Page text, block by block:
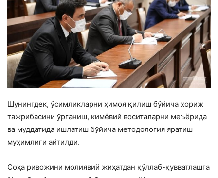
Шунингдек, ўсимликларни ҳимоя қилиш бўйича хориж
тажрибасини ўрганиш, кимёвий воситаларни меъёрида
ва муддатида ишлатиш бўйича методология яратиш
муҳимлиги айтилди.
Соҳа ривожини молиявий жиҳатдан қўллаб-қувватлашга